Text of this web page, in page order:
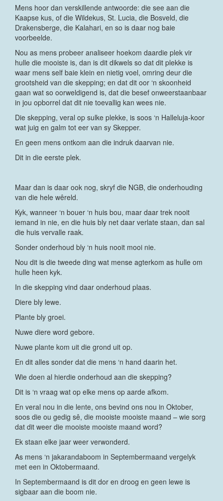
Mens hoor dan verskillende antwoorde: die see aan die
Kaapse kus, of die Wildekus, St. Lucia, die Bosveld, die
Drakensberge, die Kalahari, en so is daar nog baie
voorbeelde.
Nou as mens probeer analiseer hoekom daardie plek vir
hulle die mooiste is, dan is dit dikwels so dat dit plekke is
waar mens self baie klein en nietig voel, omring deur die
grootsheid van die skepping; en dat dit oor ‘n skoonheid
gaan wat so oorweldigend is, dat die besef onweerstaanbaar
in jou opborrel dat dit nie toevallig kan wees nie.
Die skepping, veral op sulke plekke, is soos ‘n Halleluja-koor
wat juig en galm tot eer van sy Skepper.
En geen mens ontkom aan die indruk daarvan nie.
Dit in die eerste plek.
Maar dan is daar ook nog, skryf die NGB, die onderhouding
van die hele wêreld.
Kyk, wanneer ‘n bouer ‘n huis bou, maar daar trek nooit
iemand in nie, en die huis bly net daar verlate staan, dan sal
die huis vervalle raak.
Sonder onderhoud bly ‘n huis nooit mooi nie.
Nou dit is die tweede ding wat mense agterkom as hulle om
hulle heen kyk.
In die skepping vind daar onderhoud plaas.
Diere bly lewe.
Plante bly groei.
Nuwe diere word gebore.
Nuwe plante kom uit die grond uit op.
En dit alles sonder dat die mens ‘n hand daarin het.
Wie doen al hierdie onderhoud aan die skepping?
Dit is ‘n vraag wat op elke mens op aarde afkom.
En veral nou in die lente, ons bevind ons nou in Oktober,
soos die ou gedig sê, die mooiste mooiste maand – wie sorg
dat dit weer die mooiste mooiste maand word?
Ek staan elke jaar weer verwonderd.
As mens ‘n jakarandaboom in Septembermaand vergelyk
met een in Oktobermaand.
In Septembermaand is dit dor en droog en geen lewe is
sigbaar aan die boom nie.